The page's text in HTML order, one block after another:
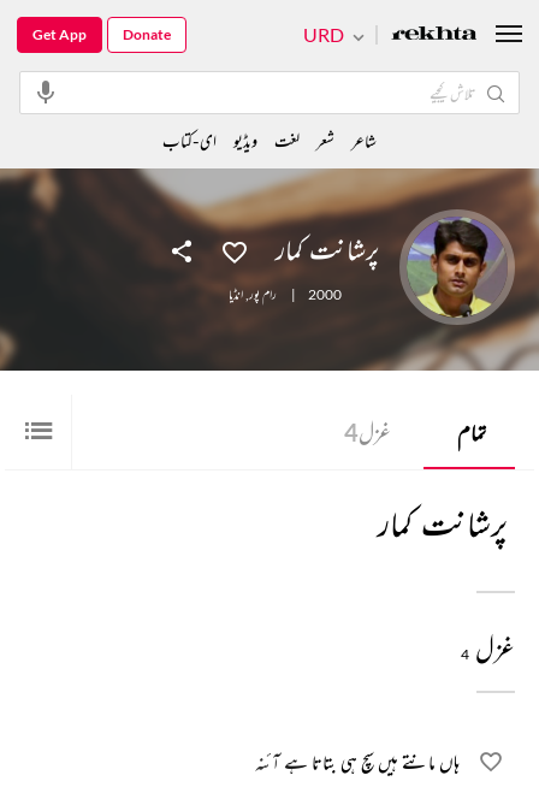
پرشانت کمار
2000
| رام پور,انڈیا
تمام غزل4
پرشانت کمار
غزل 4
ہاں مانتے ہیں سچ ہی بتاتا ہے آئنہ
URD
Get App Donate
شاعر شعر لغت ویڈیو ای-کتاب